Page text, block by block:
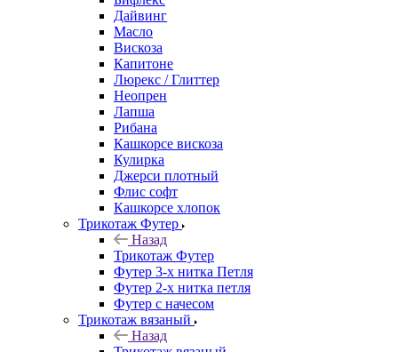
Дайвинг
Масло
Вискоза
Капитоне
Люрекс / Глиттер
Неопрен
Лапша
Рибана
Кашкорсе вискоза
Кулирка
Джерси плотный
Флис софт
Кашкорсе хлопок
Трикотаж Футер
Назад
Трикотаж Футер
Футер 3-х нитка Петля
Футер 2-х нитка петля
Футер с начесом
Трикотаж вязаный
Назад